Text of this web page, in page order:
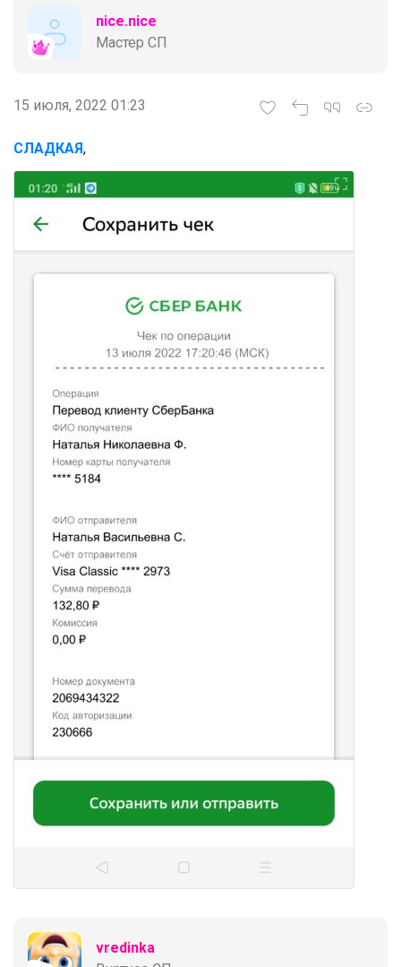
nice.nice
Мастер СП
15 июля, 2022 01:23
СЛАДКАЯ,
vredinka